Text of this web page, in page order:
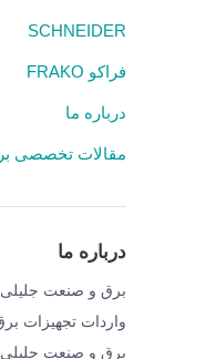
SCHNEIDER
فراکو FRAKO
درباره ما
مقالات تخصصی
درباره ما
واردات تجهیزات